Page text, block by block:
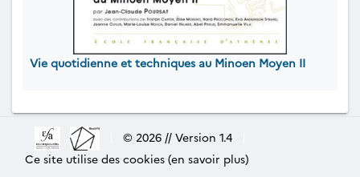
Vie quotidienne et techniques au Minoen Moyen II
© 2026 // Version 1.4
Ce site utilise des cookies (en savoir plus)